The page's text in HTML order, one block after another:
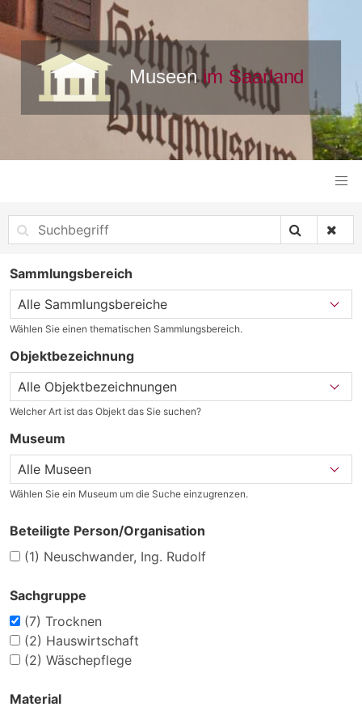
Sammlungsbereich
Wählen Sie einen thematischen Sammlungsbereich.
Objektbezeichnung
Welcher Art ist das Objekt das Sie suchen?
Museum
Wählen Sie ein Museum um die Suche einzugrenzen.
Beteiligte Person/Organisation
(1) Neuschwander, Ing. Rudolf
Sachgruppe
(7) Trocknen
(2) Hauswirtschaft
(2) Wäschepflege
Material